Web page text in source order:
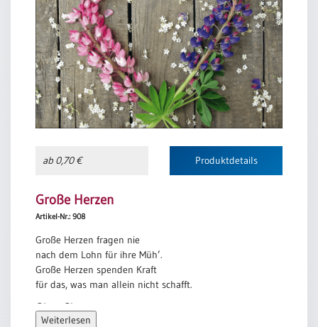
ab 0,70 € Produktdetails
Große Herzen
Artikel-Nr.: 908
Große Herzen fragen nie
nach dem Lohn für ihre Müh’.
Große Herzen spenden Kraft
für das, was man allein nicht schafft.
Dieter Birr
Weiterlesen